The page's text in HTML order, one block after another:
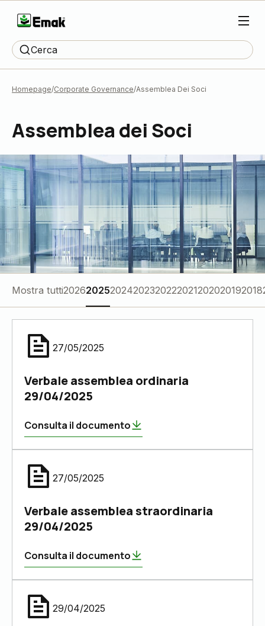
Cerca
Homepage Corporate Governance Assemblea Dei Soci
Assemblea dei Soci
Mostra tutti202620252024202320222021202020192018
27/05/2025
Verbale assemblea ordinaria
29/04/2025
Consulta il documento
27/05/2025
Verbale assemblea straordinaria
29/04/2025
Consulta il documento
29/04/2025